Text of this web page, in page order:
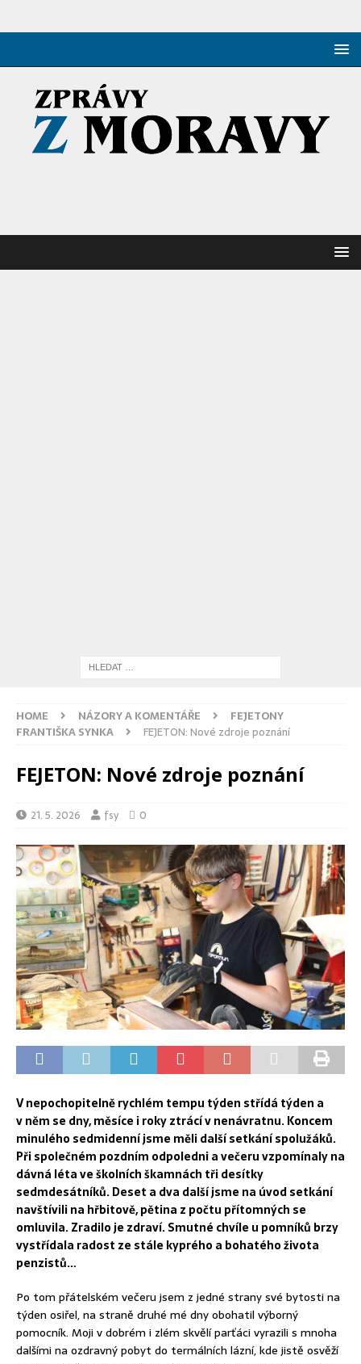
HOME NÁZORY A KOMENTÁŘE
FEJETONY
FRANTIŠKA SYNKA
FEJETON: Nové zdroje poznání
FEJETON: Nové zdroje poznání
21. 5. 2026 fsy 0
V nepochopitelně rychlém tempu týden střídá týden a
v něm se dny, měsíce i roky ztrácí v nenávratnu. Koncem
minulého sedmidenní jsme měli další setkání spolužáků.
Při společném pozdním odpoledni a večeru vzpomínaly na
dávná léta ve školních škamnách tři desítky
sedmdesátníků. Deset a dva další jsme na úvod setkání
navštívili na hřbitově, pětina z počtu přítomných se
omluvila. Zradilo je zdraví. Smutné chvíle u pomníků brzy
vystřídala radost ze stále kyprého a bohatého života
penzistů…
Po tom přátelském večeru jsem z jedné strany své bytosti na
týden osiřel, na straně druhé mé dny obohatil výborný
pomocník. Moji v dobrém i zlém skvělí parťáci vyrazili s mnoha
dalšími na ozdravný pobyt do termálních lázní, kde jistě osvěží